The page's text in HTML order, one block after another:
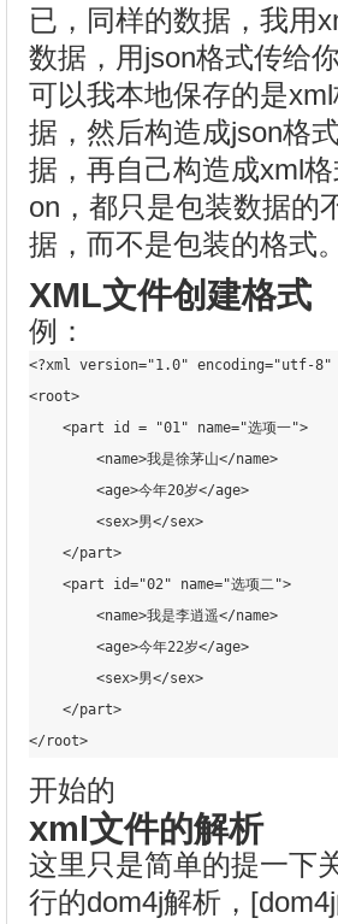
已，同样的数据，我用
数据，用json格式传给
可以我本地保存的是
据，然后构造成json格
据，再自己构造成xml
on，都只是包装数据的
据，而不是包装的格式。
XML文件创建格式
例：
<?xml version="1.0" encoding="utf-8"
<root>
<part id = "01" name="选项一">
<name>我是徐茅山</name>
<age>今年20岁</age>
<sex>男</sex>
</part>
<part id="02" name="选项二">
<name>我是李逍遥</name>
<age>今年22岁</age>
<sex>男</sex>
</part>
</ root>
开始的
xml文件的解析
这里只是简单的提一下
行的dom4j解析，